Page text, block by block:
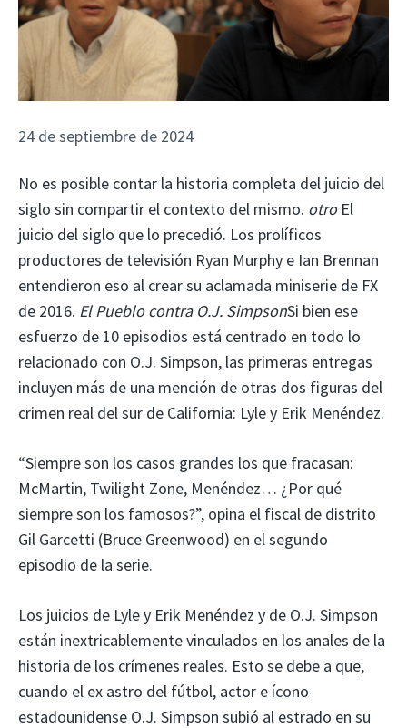
24 de septiembre de 2024
No es posible contar la historia completa del juicio del
siglo sin compartir el contexto del mismo. otroEl
juicio del siglo que lo precedió. Los prolíficos
productores de televisión Ryan Murphy e Ian Brennan
entendieron eso al crear su aclamada miniserie de FX
de 2016. El Pueblo contra O.J. SimpsonSi bien ese
esfuerzo de 10 episodios está centrado en todo lo
relacionado con O.J. Simpson, las primeras entregas
incluyen más de una mención de otras dos figuras del
crimen real del sur de California: Lyle y Erik Menéndez.
“Siempre son los casos grandes los que fracasan:
McMartin, Twilight Zone, Menéndez… ¿Por qué
siempre son los famosos?”, opina el fiscal de distrito
Gil Garcetti (Bruce Greenwood) en el segundo
episodio de la serie.
Los juicios de Lyle y Erik Menéndez y de O.J. Simpson
están inextricablemente vinculados en los anales de la
historia de los crímenes reales. Esto se debe a que,
cuando el ex astro del fútbol, ​​actor e ícono
estadounidense O.J. Simpson subió al estrado en su